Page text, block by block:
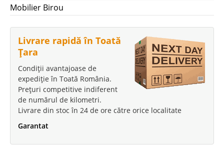
Mobilier Birou
Livrare rapidă în Toată
Țara
Condiții avantajoase de
expediție în Toată România.
Prețuri competitive indiferent
de numărul de kilometri.
Livrare din stoc în 24 de ore către orice localitate
Garantat